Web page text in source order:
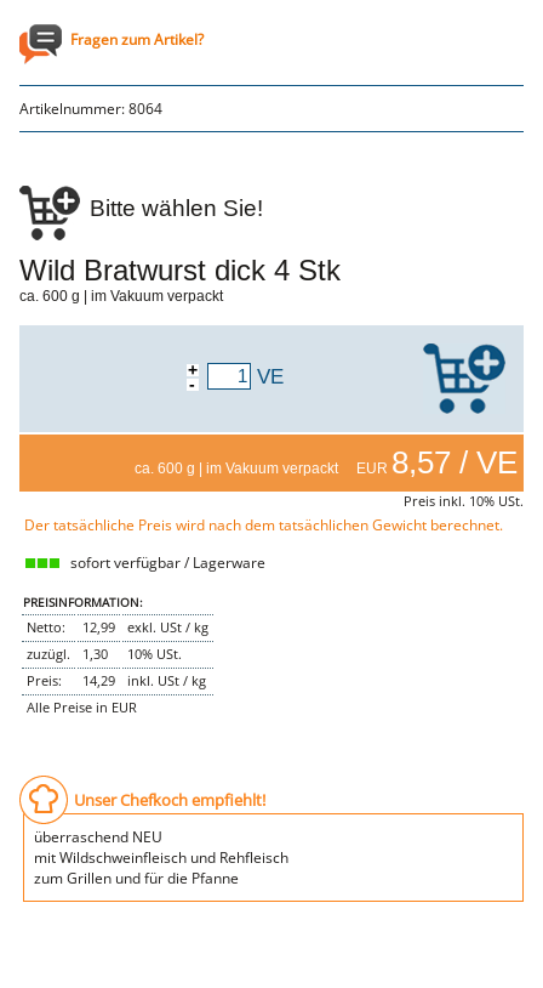
Teigwaren
Gebäck
Bier
Säfte
Essig & Öl
Trockensortiment
Süssigkeiten
Knabbereien
aus dem Glas
Gewürze
Gewürze
Hundefutter
Barf-Zusätze
Fragen zum Artikel?
Artikelnummer:8064
Bitte wählen Sie!
Wild Bratwurst dick 4 Stk
ca. 600 g | im Vakuum verpackt
+
- VE
ca. 600 g | im Vakuum verpackt EUR 8,57 / VE
Preis inkl. 10% USt.
Der tatsächliche Preis wird nach dem tatsächlichen Gewicht berechnet.
sofort verfügbar / Lagerware
PREISINFORMATION:
Netto: 12,99
exkl. USt / kg
zuzügl.
1,30
10% USt.
Preis:
14,29
inkl. USt / kg
Alle Preise in EUR
Unser Chefkoch empfiehlt!
überraschend NEU
mit Wildschweinfleisch und Rehfleisch
zum Grillen und für die Pfanne